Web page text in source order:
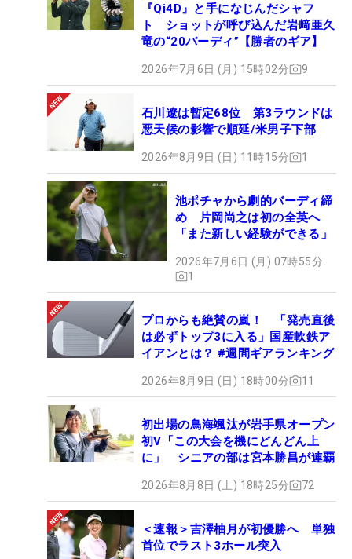
『Qi4D』と手になじんだシャフ
ト ショットが呼び込んだ岩﨑亜久
竜の“20バーディ”【勝者のギア】
2026年7月6日 (月) 15時02分 9
石川遼は暫定68位 第3ラウンドは
悪天候の影響で順延/米男子下部
2026年8月9日 (日) 11時15分 1
池ポチャから劇的バーディ締
め 片岡尚之は初の全英へ
「また新しい経験ができる」
2026年7月6日 (月) 07時55分
1
プロからも絶賛の嵐！ 「発売直後
は必ずトップ3に入る」国産軟鉄ア
イアンとは？ #週間ギアランキング
2026年8月9日 (日) 18時00分 11
初出場の鳥海颯汰が岩手県オープン
初V「この大会を機にどんどん上
に」 シニアの部は宮本勝昌が連覇
2026年8月8日 (土) 18時25分 72
＜速報＞吉澤柚月が初優勝へ 単独
首位でラスト3ホール突入